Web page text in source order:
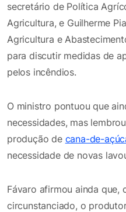
secretário de Política
Agricultura, e Guilherme
Agricultura e
para discutir medidas de
pelos incêndios.
O ministro pontuou que
necessidades, mas
produção de cana-de-
necessidade de novas
Fávaro afirmou ainda que,
circunstanciado, o